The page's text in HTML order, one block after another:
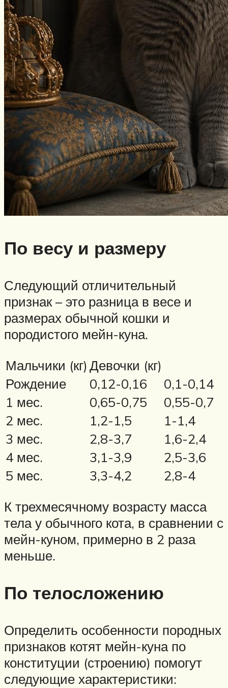
По весу и размеру
Следующий отличительный
признак – это разница в весе и
размерах обычной кошки и
породистого мейн-куна.
Мальчики (кг) Девочки (кг)
Рождение
0,12-0,16
0,1-0,14
1 мес.
0,65-0,75
0,55-0,7
2 мес.
1,2-1,5
1-1,4
3 мес.
2,8-3,7
1,6-2,4
4 мес.
3,1-3,9
2,5-3,6
5 мес.
3,3-4,2
2,8-4
К трехмесячному возрасту масса
тела у обычного кота, в сравнении с
мейн-куном, примерно в 2 раза
меньше.
По телосложению
Определить особенности породных
признаков котят мейн-куна по
конституции (строению) помогут
следующие характеристики: